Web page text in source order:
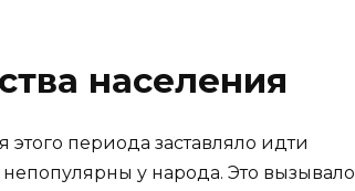
населения
периода заставляло идти
у народа. Это вызывало